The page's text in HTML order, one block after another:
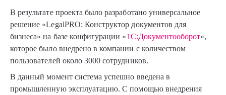
В результате проекта было разработано универсальное
решение «LegalPRO: Конструктор документов для
бизнеса» на базе конфигурации «1С:Документооборот»,
которое было внедрено в компании с количеством
пользователей около 3000 сотрудников.
В данный момент система успешно введена в
промышленную эксплуатацию. С помощью внедрения